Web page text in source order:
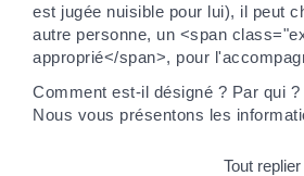
est jugée nuisible pour lui), il peut
autre personne, un <span
approprié</span>, pour
Comment est-il désigné ? Par qui
Nous vous présentons les
Tout replier